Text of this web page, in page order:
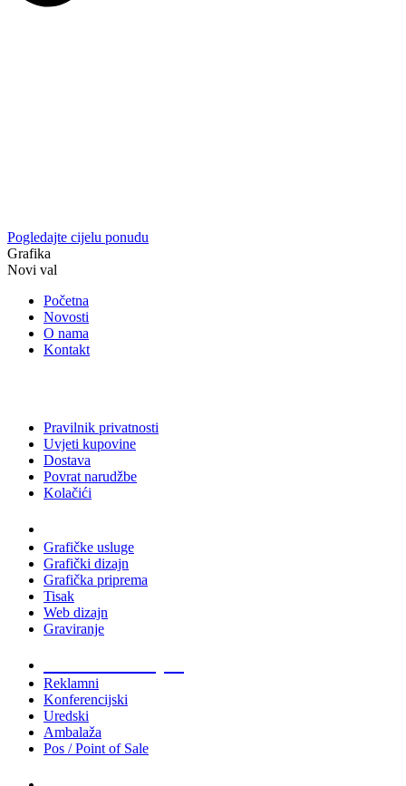
Pogledajte cijelu ponudu
Grafika
Novi val
Početna
Novosti
O nama
Kontakt
Pravilnik privatnosti
Uvjeti kupovine
Dostava
Povrat narudžbe
Kolačići
Grafičke usluge
Grafički dizajn
Grafička priprema
Tisak
Web dizajn
Graviranje
Reklamni
Konferencijski
Uredski
Ambalaža
Pos / Point of Sale